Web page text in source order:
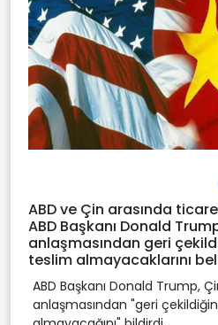
ABD ve Çin arasında
ABD Başkanı Donald
anlaşmasından geri
teslim almayacaklarını
ABD Başkanı Donald Trump,
anlaşmasından "geri